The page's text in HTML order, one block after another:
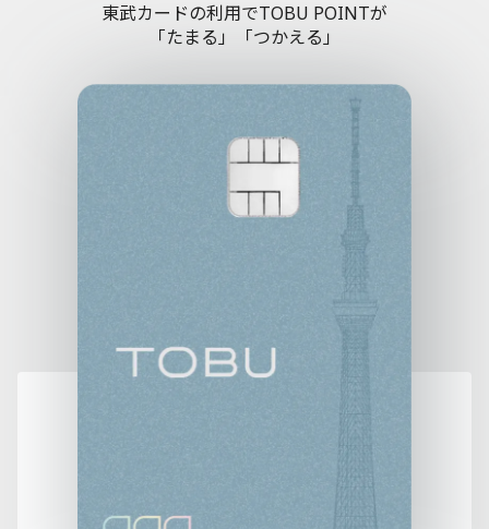
東武カードの利用でTOBU POINTが
「たまる」「つかえる」